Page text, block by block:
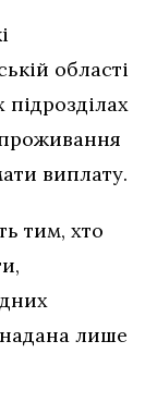
області
підрозділах
виплату.
тим, хто
лише